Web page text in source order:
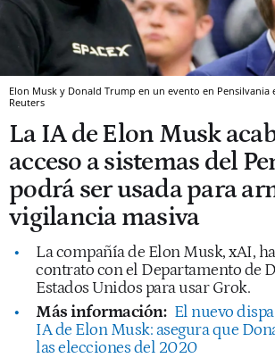
Elon Musk y Donald Trump en un evento en Pensilvania
Reuters
La IA de Elon Musk
acceso a sistemas del
podrá ser usada para
vigilancia masiva
La compañía de Elon Musk, xAI,
contrato con el Departamento de
Estados Unidos para usar Grok.
Más información: El nuevo
IA de Elon Musk: asegura que
las elecciones del 2020